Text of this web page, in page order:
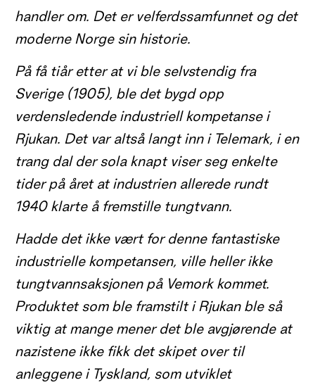
handler om. Det er velferdssamfunnet og det
moderne Norge sinhistorie.
På få tiår etter at vi ble selvstendig fra
Sverige (1905), ble det bygd opp
verdensledende industriell kompetanse i
Rjukan. Det var altså langt inn i Telemark, i en
trang dal der sola knapt viser seg enkelte
tider på året at industrien allerede rundt
1940 klarte å fremstille tungtvann.
Hadde det ikke vært for denne fantastiske
industrielle kompetansen, ville heller ikke
tungtvannsaksjonen på Vemork kommet.
Produktet som ble framstilt i Rjukan ble så
viktig at mange mener det ble avgjørende at
nazistene ikke fikk det skipet over til
anleggene i Tyskland, som utviklet